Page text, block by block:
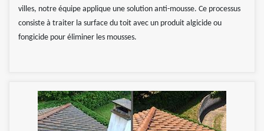
villes, notre équipe applique une solution anti-mousse. Ce processus
consiste à traiter la surface du toit avec un produit algicide ou
fongicide pour éliminer les mousses.